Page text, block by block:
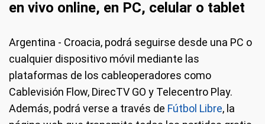
en vivo online, en PC, celular o tablet
Argentina - Croacia, podrá seguirse desde una PC o
cualquier dispositivo móvil mediante las
plataformas de los cableoperadores como
Cablevisión Flow, DirecTV GO y Telecentro Play.
Además, podrá verse a través de Fútbol Libre, la